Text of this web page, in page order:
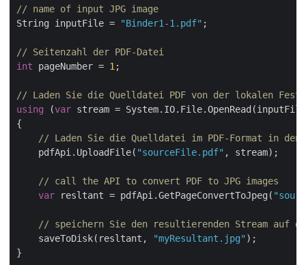
// name of input JPG image
String inputFile =
"Binder1-1.pdf" ;
// Seitenzahl der PDF-Datei
int pageNumber = 1 ;
// Laden Sie die Quelldatei PDF von der lokalen
using (var stream =
{
// Laden Sie die Quelldatei im PDF-Format in den
    pdfApi.UploadFile(
"sourceFile.pdf" , stream);
// call the API to convert PDF to JPG images
var resltant = pdfApi.GetPageConvertToJpeg(
// speichern Sie den resultierenden Stream auf
    saveToDisk(resltant,
"myResultant.jpg" );
}